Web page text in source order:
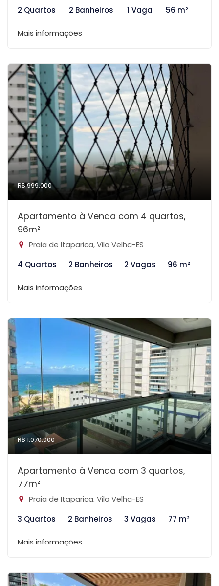
2 Quartos 2 Banheiros 1 Vaga 56 m²
Mais informações
R$ 999.000
Apartamento à Venda com 4 quartos,
96m²
Praia de Itaparica, Vila Velha-ES
4 Quartos
2 Banheiros 2 Vagas 96 m²
Mais informações
R$ 1.070.000
Apartamento à Venda com 3 quartos,
77m²
Praia de Itaparica, Vila Velha-ES
3 Quartos
2 Banheiros 3 Vagas 77 m²
Mais informações